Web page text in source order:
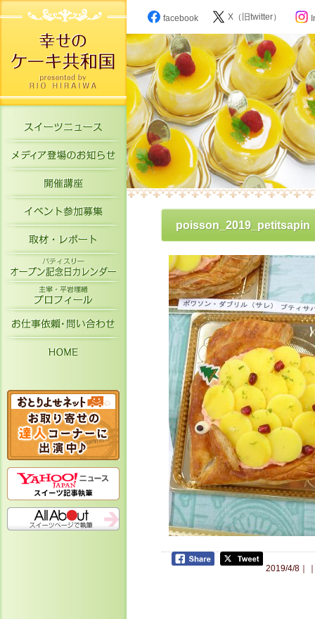
スイーツニュース
メディア登場のお知らせ
開催講座
イベント参加募集
取材・レポート
パティスリーオープン記念日カレン
主宰・平岩理緒プロフィール
お仕事依頼・お問い合わせ
facebook X（旧twitter）
poisson_2019_petitsapin
2019/4/8｜